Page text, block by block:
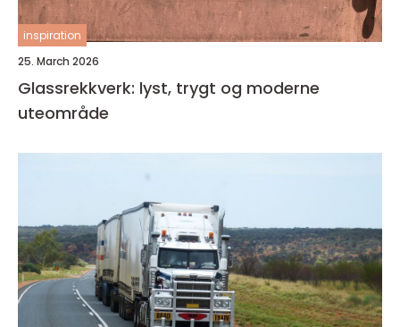
inspiration
25. March 2026
Glassrekkverk: lyst, trygt og moderne
uteområde